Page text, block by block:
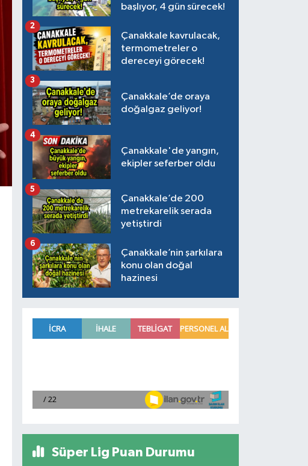
başlıyor, 4 gün sürecek!
Çanakkale kavrulacak,
termometreler o
dereceyi görecek!
2
Çanakkale’de oraya
doğalgaz geliyor!
3
Çanakkale'de yangın,
ekipler seferber oldu
4
Çanakkale’de 200
metrekarelik serada
yetiştirdi
5
Çanakkale’nin şarkılara
konu olan doğal
hazinesi
6
Süper Lig Puan Durumu